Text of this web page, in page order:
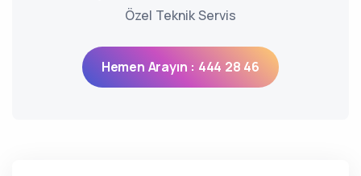
Özel Teknik Servis
Hemen Arayın : 444 28 46